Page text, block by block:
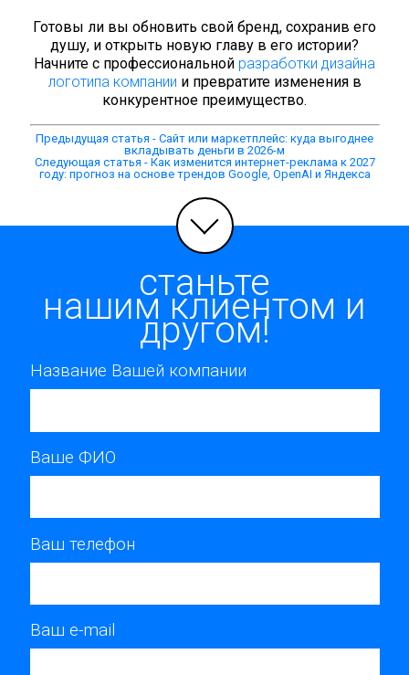
Готовы ли вы обновить свой бренд, сохранив его
душу, и открыть новую главу в его истории?
Начните с профессиональной разработки дизайна
логотипа компании и превратите изменения в
конкурентное преимущество.
Предыдущая статья - Сайт или маркетплейс: куда выгоднее
вкладывать деньги в 2026-м
Следующая статья - Как изменится интернет-реклама к 2027
году: прогноз на основе трендов Google, OpenAI и Яндекса
станьте
нашим клиентом и
другом!
Название Вашей компании
Ваше ФИО
Ваш телефон
Ваш e-mail